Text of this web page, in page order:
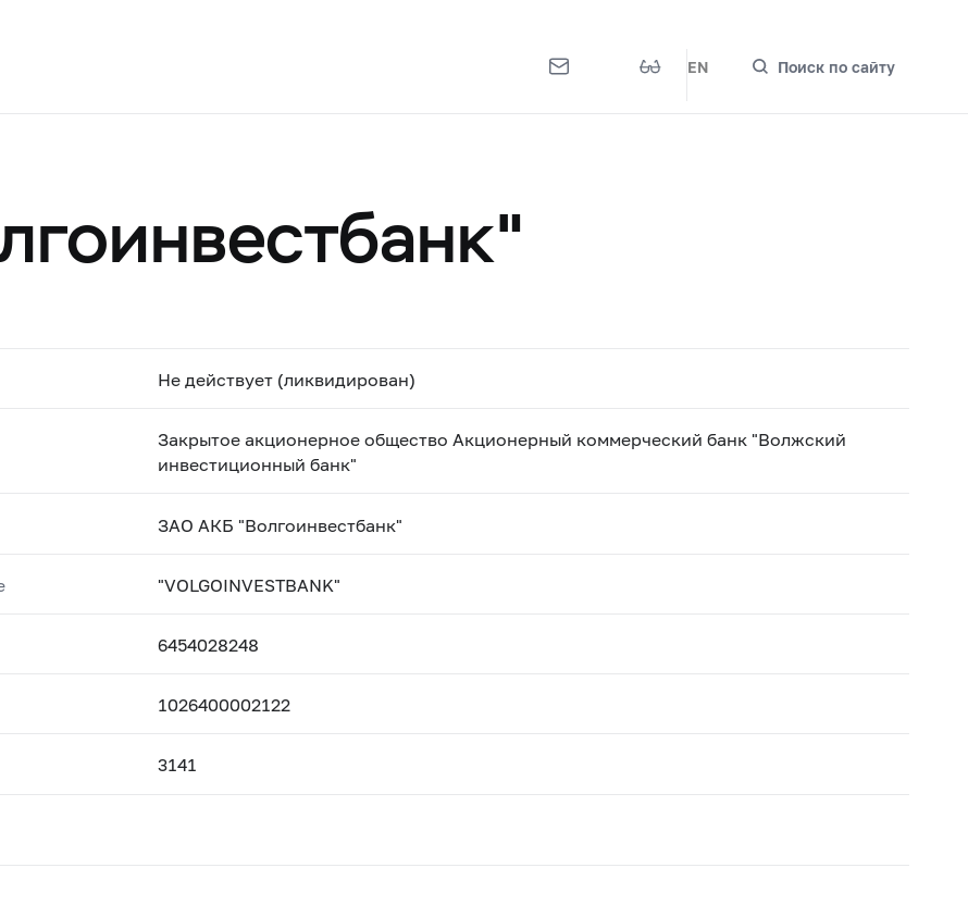
EN Поиск по сайту
Не действует (ликвидирован)
Закрытое акционерное общество Акционерный коммерческий банк "Волжский
инвестиционный банк"
ЗАО АКБ "Волгоинвестбанк"
"VOLGOINVESTBANK"
6454028248
1026400002122
3141